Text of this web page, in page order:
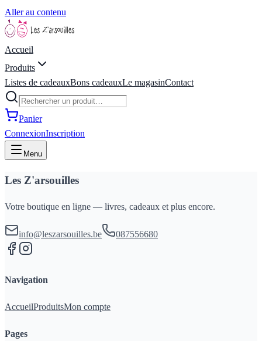
Aller au contenu
Accueil
Produits
Listes de cadeauxBons cadeauxLe magasinContact
Panier
ConnexionInscription
Menu
Les Z'arsouilles
Votre boutique en ligne — livres, cadeaux et plus encore.
info@leszarsouilles.be 087556680
Navigation
AccueilProduitsMon compte
Pages